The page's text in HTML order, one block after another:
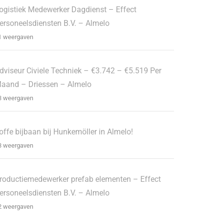
Medewerker Dagdienst – Effect
B.V. – Almelo
weergaven
Civiele Techniek – €3.742 – €5.519 Per
– Driessen – Almelo
weergaven
bijbaan bij Hunkemöller in Almelo!
weergaven
prefab elementen – Effect
B.V. – Almelo
weergaven